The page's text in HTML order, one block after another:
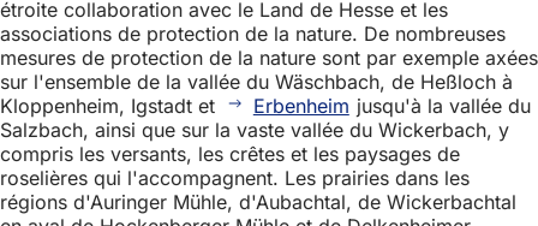
étroite collaboration avec le Land de Hesse et les
associations de protection de la nature. De nombreuses
mesures de protection de la nature sont par exemple axées
sur l'ensemble de la vallée du Wäschbach, de Heßloch à
Kloppenheim, Igstadt et
Erbenheim jusqu'à la vallée du
Salzbach, ainsi que sur la vaste vallée du Wickerbach, y
compris les versants, les crêtes et les paysages de
roselières qui l'accompagnent. Les prairies dans les
régions d'Auringer Mühle, d'Aubachtal, de Wickerbachtal